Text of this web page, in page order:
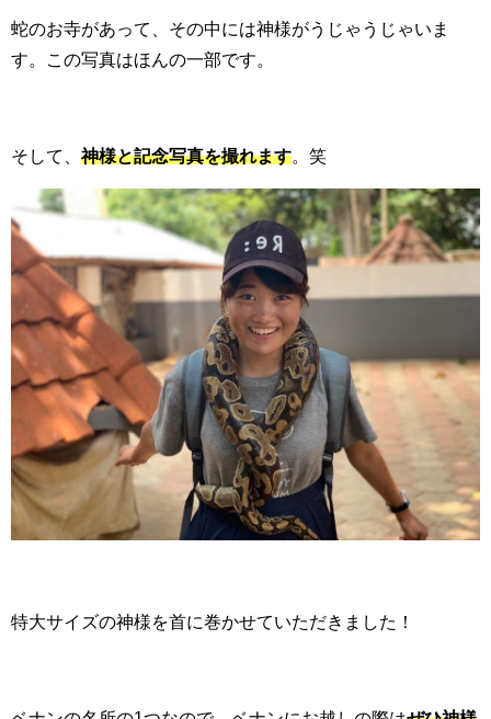
蛇のお寺があって、その中には神様がうじゃうじゃいま
す。この写真はほんの一部です。
そして、神様と記念写真を撮れます 。笑
特大サイズの神様を首に巻かせていただきました！